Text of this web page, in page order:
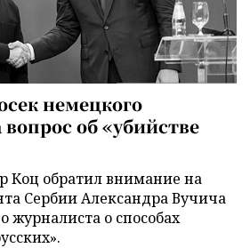
немецкого
об «убийстве
Коц обратил внимание на
Сербии Александра Вучича
журналиста о способах